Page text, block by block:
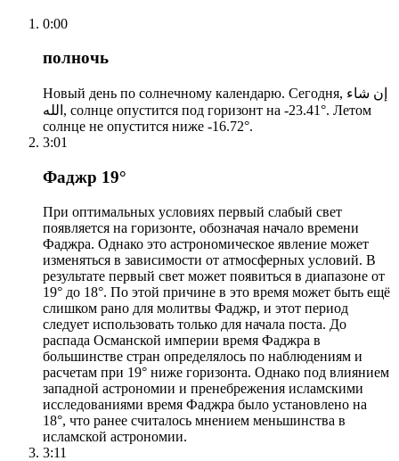
0:00
полночь
Новый день по солнечному календарю. Сегодня, إن شاء
الله, солнце опустится под горизонт на -23.41°. Летом
солнце не опустится ниже -16.72°.
3:01
Фаджр 19°
При оптимальных условиях первый слабый свет
появляется на горизонте, обозначая начало времени
Фаджра. Однако это астрономическое явление может
изменяться в зависимости от атмосферных условий. В
результате первый свет может появиться в диапазоне от
19° до 18°. По этой причине в это время может быть ещё
слишком рано для молитвы Фаджр, и этот период
следует использовать только для начала поста. До
распада Османской империи время Фаджра в
большинстве стран определялось по наблюдениям и
расчетам при 19° ниже горизонта. Однако под влиянием
западной астрономии и пренебрежения исламскими
исследованиями время Фаджра было установлено на
18°, что ранее считалось мнением меньшинства в
исламской астрономии.
3:11